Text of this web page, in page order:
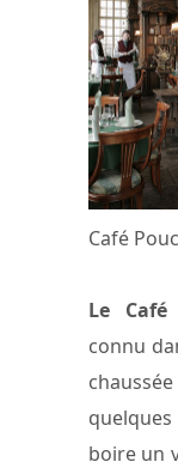
Café
Le Café
connu
boire un